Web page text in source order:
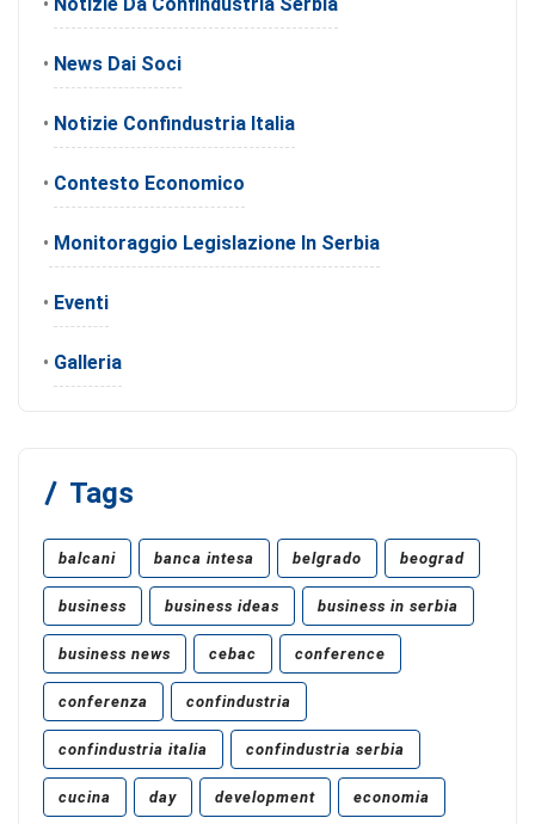
• News Dai Soci
• Notizie Confindustria Italia
• Contesto Economico
• Monitoraggio Legislazione In Serbia
• Eventi
• Galleria
Tags
balcani banca intesa belgrado beograd
business business ideas business in serbia
business news cebac conference
conferenza confindustria
confindustria italia confindustria serbia
cucina day development economia